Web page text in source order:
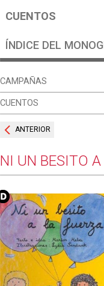
CUENTOS
ÍNDICE DEL
CAMPAÑAS
CUENTOS
ANTERIOR
NI UN BESITO